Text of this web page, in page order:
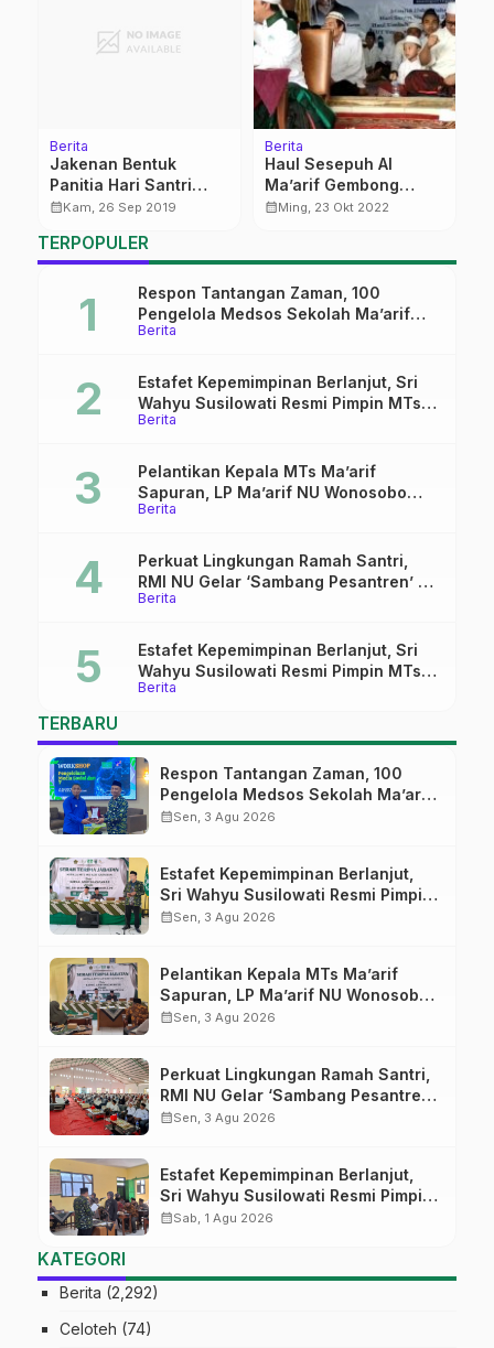
Berita
Jakenan Bentuk
Panitia Hari Santri
2019
calendar_monthKam, 26 Sep 2019
Berita
Haul Sesepuh Al
Ma’arif Gembong
Berbarengan dengan
calendar_monthMing, 23 Okt 2022
TERPOPULER
Berita
Respon Tantangan Zaman, 100
Pengelola Medsos Sekolah Ma’arif
Pekalongan Ikuti Pelatihan Literasi
Berita
Estafet Kepemimpinan Berlanjut, Sri
Wahyu Susilowati Resmi Pimpin MTs
Ma’arif Sapuran
Berita
Pelantikan Kepala MTs Ma’arif
Sapuran, LP Ma’arif NU Wonosobo
Tekankan Lima Amanah
Berita
Perkuat Lingkungan Ramah Santri,
RMI NU Gelar ‘Sambang Pesantren’ di
Pati
Berita
Estafet Kepemimpinan Berlanjut, Sri
Wahyu Susilowati Resmi Pimpin MTs
Ma’arif Sapuran
TERBARU
Respon Tantangan Zaman, 100
Pengelola Medsos Sekolah Ma’arif
Pekalongan Ikuti Pelatihan Literasi
calendar_monthSen, 3 Agu 2026
Estafet Kepemimpinan Berlanjut,
Sri Wahyu Susilowati Resmi Pimpin
MTs Ma’arif Sapuran
calendar_monthSen, 3 Agu 2026
Pelantikan Kepala MTs Ma’arif
Sapuran, LP Ma’arif NU Wonosobo
Tekankan Lima Amanah
calendar_monthSen, 3 Agu 2026
Perkuat Lingkungan Ramah Santri,
RMI NU Gelar ‘Sambang Pesantren’
di Pati
calendar_monthSen, 3 Agu 2026
Estafet Kepemimpinan Berlanjut,
Sri Wahyu Susilowati Resmi Pimpin
MTs Ma’arif Sapuran
calendar_monthSab, 1 Agu 2026
KATEGORI
Berita (2,292)
Celoteh (74)